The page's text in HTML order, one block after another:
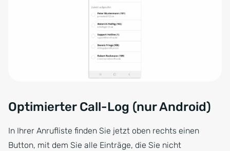
Optimierter Call-Log (nur Android)
In Ihrer Anrufliste finden Sie jetzt oben rechts einen
Button, mit dem Sie alle Einträge, die Sie nicht